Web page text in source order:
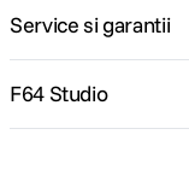
Service si garantii
F64 Studio